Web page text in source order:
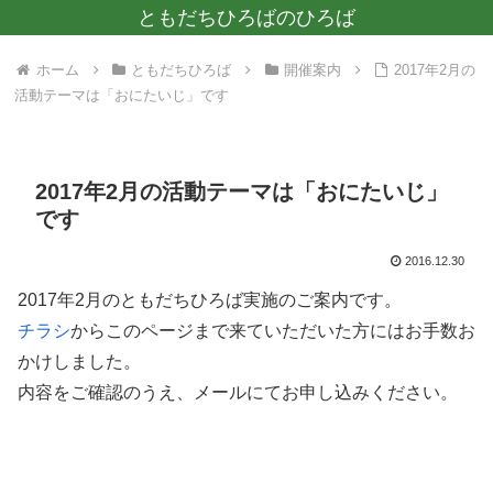
ともだちひろばのひろば
ホーム ともだちひろば 開催案内
2017年2月の
活動テーマは「おにたいじ」です
2017年2月の活動テーマは「おにたいじ」
です
2016.12.30
2017年2月のともだちひろば実施のご案内です。
チラシからこのページまで来ていただいた方にはお手数お
かけしました。
内容をご確認のうえ、メールにてお申し込みください。